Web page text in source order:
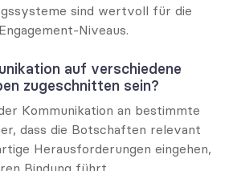
sind wertvoll für die
Niveaus.
auf verschiedene
zugeschnitten sein?
Kommunikation an bestimmte
dass die Botschaften relevant
Herausforderungen eingehen,
Bindung führt.